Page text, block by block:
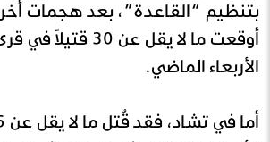
بتنظيم “القاعدة”، بعد هجمات
أوقعت ما لا يقل عن 30
الأربعاء الماضي.